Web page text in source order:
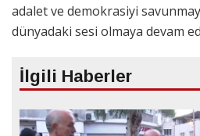
adalet ve demokrasiyi
dünyadaki sesi olmaya devam
İlgili Haberler